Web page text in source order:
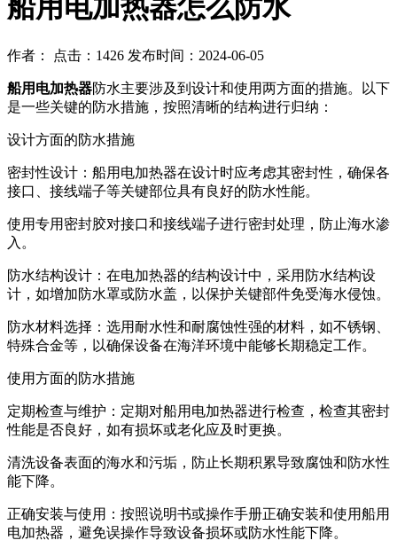
船用电加热器怎么防水
作者： 点击：1426 发布时间：2024-06-05
船用电加热器防水主要涉及到设计和使用两方面的措施。以下
是一些关键的防水措施，按照清晰的结构进行归纳：
设计方面的防水措施
密封性设计：船用电加热器在设计时应考虑其密封性，确保各
接口、接线端子等关键部位具有良好的防水性能。
使用专用密封胶对接口和接线端子进行密封处理，防止海水渗
入。
防水结构设计：在电加热器的结构设计中，采用防水结构设
计，如增加防水罩或防水盖，以保护关键部件免受海水侵蚀。
防水材料选择：选用耐水性和耐腐蚀性强的材料，如不锈钢、
特殊合金等，以确保设备在海洋环境中能够长期稳定工作。
使用方面的防水措施
定期检查与维护：定期对船用电加热器进行检查，检查其密封
性能是否良好，如有损坏或老化应及时更换。
清洗设备表面的海水和污垢，防止长期积累导致腐蚀和防水性
能下降。
正确安装与使用：按照说明书或操作手册正确安装和使用船用
电加热器，避免误操作导致设备损坏或防水性能下降。